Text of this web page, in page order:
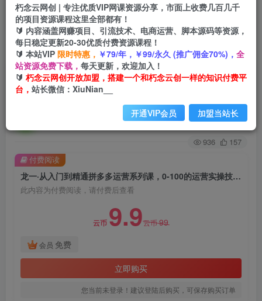
四导航 导航
APP下载
GO
首页 创业课程 会员免费 正文
龙一·从入门到精通拼多多运营系列课，0-100的运
营实操技巧，精细化系列课程带你弯道超车
关注 私信
936 157
龙一·从入门到精通拼多多运营系列课，0-100的运营实操技巧，精细化系列课程带你弯道超车
此内容为付费阅读，请付费后查看
云币 9.9云币99
会员 免费
立即购买
您当前未登录！建议登陆后购买，可保存购买订单
付费阅读
朽念云网创 | 专注优质VIP网课资源分享，市面上收费几百几千
的项目资源课程这里全部都有！
🔰 内容涵盖网赚项目、引流技术、电商运营、脚本源码等资源，
每日稳定更新20-30优质付费资源课程！
🔰 本站VIP 限时特惠， ￥79/年，￥99/永久 (推广佣金70%)， 全
站资源免费下载， 每天更新，欢迎加入！
🔰 朽念云网创开放加盟，搭建一个和朽念云创一样的知识付费平
台， 站长微信：XiuNian__
开通VIP会员 加盟当站长